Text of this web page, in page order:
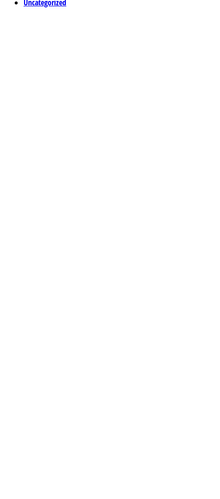
Uncategorized